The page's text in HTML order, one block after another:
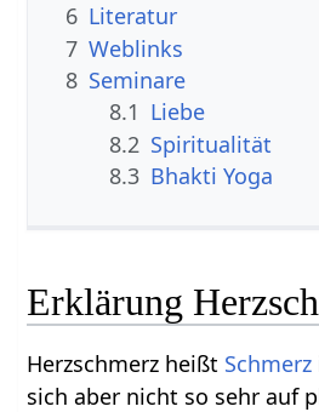
6 Literatur
7 Weblinks
8 Seminare
8.1 Liebe
8.2 Spiritualität
8.3 Bhakti Yoga
Erklärung
Herzschmerz heißt Schmerz
sich aber nicht so sehr auf